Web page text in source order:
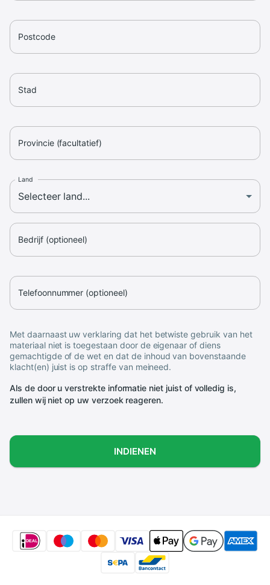
Postcode
Stad
Provincie (facultatief)
Land
Bedrijf (optioneel)
Telefoonnummer (optioneel)
Met daarnaast uw verklaring dat het betwiste gebruik van het
materiaal niet is toegestaan door de eigenaar of diens
gemachtigde of de wet en dat de inhoud van bovenstaande
klacht(en) juist is op straffe van meineed.
Als de door u verstrekte informatie niet juist of volledig is,
zullen wij niet op uw verzoek reageren.
INDIENEN